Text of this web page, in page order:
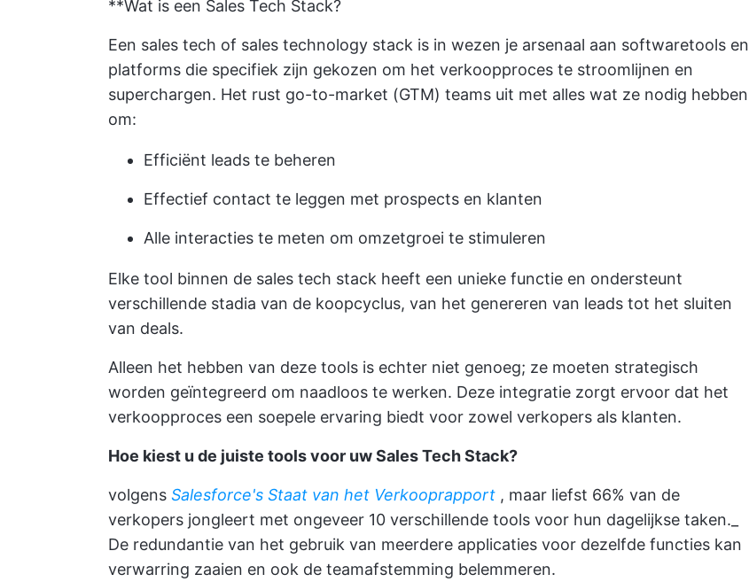
**Wat is een Sales Tech Stack?
Een sales tech of sales technology stack is in wezen je arsenaal aan softwaretools en
platforms die specifiek zijn gekozen om het verkoopproces te stroomlijnen en
superchargen. Het rust go-to-market (GTM) teams uit met alles wat ze nodig hebben
om:
Efficiënt leads te beheren
Effectief contact te leggen met prospects en klanten
Alle interacties te meten om omzetgroei te stimuleren
Elke tool binnen de sales tech stack heeft een unieke functie en ondersteunt
verschillende stadia van de koopcyclus, van het genereren van leads tot het sluiten
van deals.
Alleen het hebben van deze tools is echter niet genoeg; ze moeten strategisch
worden geïntegreerd om naadloos te werken. Deze integratie zorgt ervoor dat het
verkoopproces een soepele ervaring biedt voor zowel verkopers als klanten.
Hoe kiest u de juiste tools voor uw Sales Tech Stack?
volgens Salesforce's Staat van het Verkooprapport , maar liefst 66% van de
verkopers jongleert met ongeveer 10 verschillende tools voor hun dagelijkse taken._
De redundantie van het gebruik van meerdere applicaties voor dezelfde functies kan
verwarring zaaien en ook de teamafstemming belemmeren.